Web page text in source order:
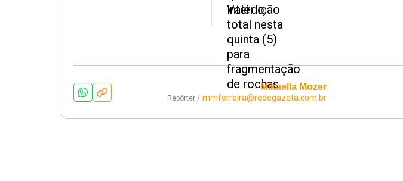
Mikaella Mozer
Repórter / mmferreira@redegazeta.com.br